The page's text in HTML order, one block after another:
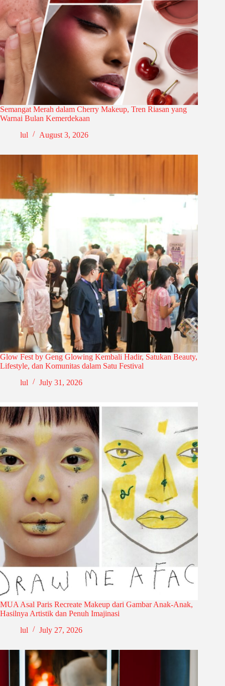
Semangat Merah dalam Cherry Makeup, Tren Riasan yang
Warnai Bulan Kemerdekaan
lul
August 3, 2026
Glow Fest by Geng Glowing Kembali Hadir, Satukan Beauty,
Lifestyle, dan Komunitas dalam Satu Festival
lul
July 31, 2026
MUA Asal Paris Recreate Makeup dari Gambar Anak-Anak,
Hasilnya Artistik dan Penuh Imajinasi
lul
July 27, 2026